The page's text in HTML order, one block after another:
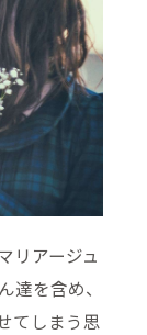
リアージュ
達を含め、
てしまう思